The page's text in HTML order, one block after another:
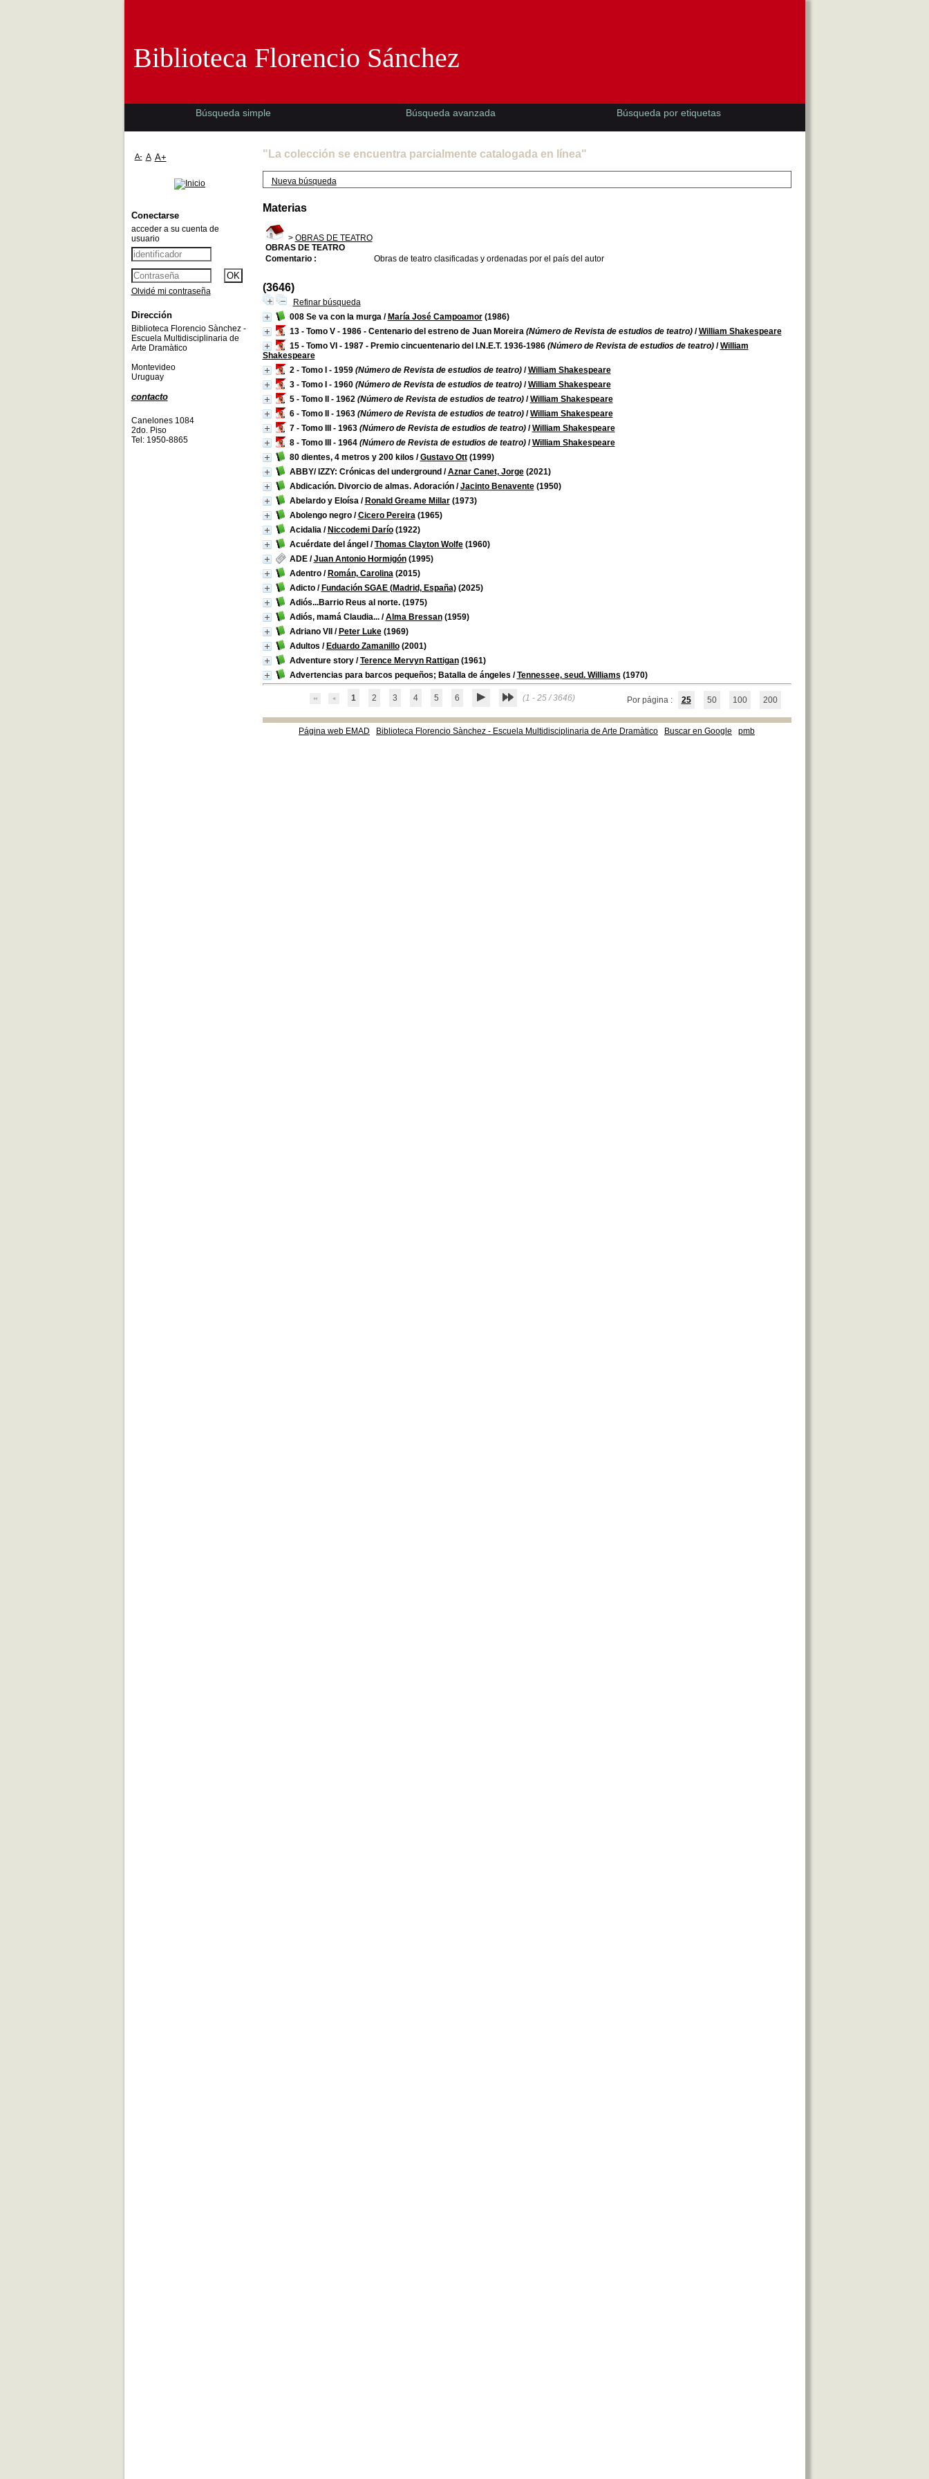
"La colección se encuentra parcialmente catalogada en línea"
Nueva búsqueda
Materias
> OBRAS DE TEATRO
OBRAS DE TEATRO
Comentario :
Obras de teatro clasificadas y ordenadas por el país del autor
(3646)
Refinar búsqueda
008 Se va con la murga/ María José Campoamor(1986)
13 - Tomo V - 1986 - Centenario del estreno de Juan Moreira(Número de Revista de estudios de teatro)/William Shakespeare
15 - Tomo VI - 1987 - Premio cincuentenario del I.N.E.T. 1936-1986(Número de Revista de estudios de teatro)/William
Shakespeare
2 - Tomo I - 1959(Número de Revista de estudios de teatro)/William Shakespeare
3 - Tomo I - 1960(Número de Revista de estudios de teatro)/William Shakespeare
5 - Tomo II - 1962(Número de Revista de estudios de teatro)/William Shakespeare
6 - Tomo II - 1963(Número de Revista de estudios de teatro)/William Shakespeare
7 - Tomo III - 1963(Número de Revista de estudios de teatro)/William Shakespeare
8 - Tomo III - 1964(Número de Revista de estudios de teatro)/William Shakespeare
80 dientes, 4 metros y 200 kilos /Gustavo Ott(1999)
ABBY/ IZZY: Crónicas del underground /Aznar Canet, Jorge(2021)
Abdicación. Divorcio de almas. Adoración/Jacinto Benavente(1950)
Abelardo y Eloísa/ Ronald Greame Millar(1973)
Abolengo negro/Cicero Pereira(1965)
Acidalia/ Niccodemi Darío(1922)
Acuérdate del ángel /Thomas Clayton Wolfe(1960)
ADE/Juan Antonio Hormigón(1995)
Adentro/ Román, Carolina(2015)
Adicto/ Fundación SGAE (Madrid, España)(2025)
Adiós...Barrio Reus al norte.(1975)
Adiós, mamá Claudia.../Alma Bressan(1959)
Adriano VII
/ Peter Luke(1969)
Adultos / Eduardo Zamanillo(2001)
Adventure story/Terence Mervyn Rattigan(1961)
Advertencias para barcos pequeños; Batalla de ángeles /Tennessee, seud. Williams (1970)
1 2 3 4 5 6 (1 - 25 / 3646) Por página : 25 50 100 200
Página web EMAD Biblioteca Florencio Sànchez - Escuela Multidisciplinaria de Arte Dramàtico Buscar en Google pmb
Biblioteca Florencio Sánchez
Búsqueda simple Búsqueda avanzada Búsqueda por etiquetas
A- A A+
Conectarse
acceder a su cuenta de
usuario
Olvidé mi contraseña
Dirección
Biblioteca Florencio Sànchez -
Escuela Multidisciplinaria de
Arte Dramàtico
Montevideo
Uruguay
contacto
Canelones 1084
2do. Piso
Tel: 1950-8865